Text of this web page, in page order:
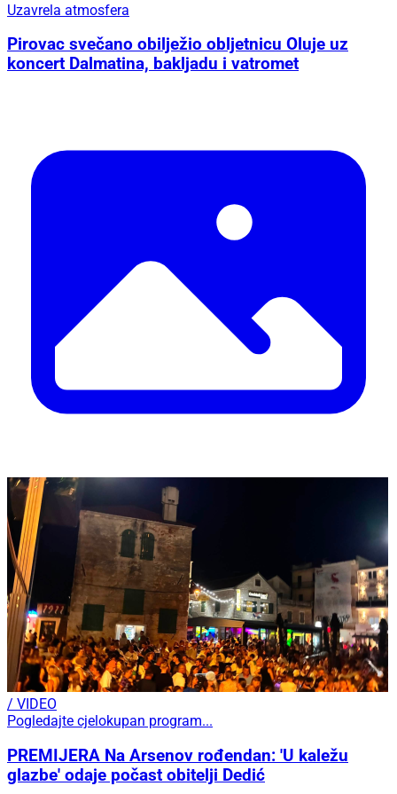
Uzavrela atmosfera
Pirovac svečano obilježio obljetnicu Oluje uz
koncert Dalmatina, bakljadu i vatromet
/ VIDEO
Pogledajte cjelokupan program...
PREMIJERA Na Arsenov rođendan: 'U kaležu
glazbe' odaje počast obitelji Dedić